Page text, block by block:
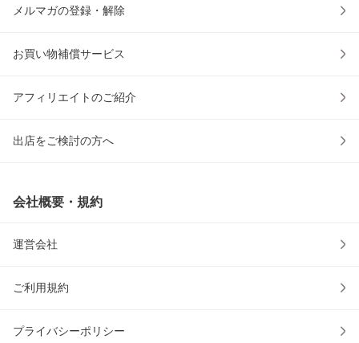
メルマガの登録・解除
お買い物補償サービス
アフィリエイトのご紹介
出店をご検討の方へ
会社概要・規約
運営会社
ご利用規約
プライバシーポリシー